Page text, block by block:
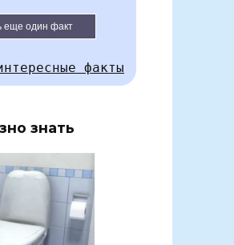
еще один факт
факты
знать